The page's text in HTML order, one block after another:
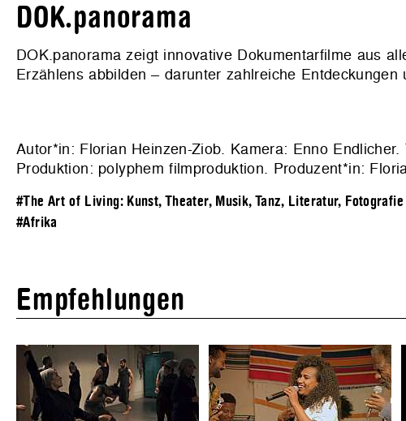
DOK.panorama
DOK.panorama zeigt innovative Dokumentarfilme aus
Erzählens abbilden – darunter zahlreiche Entdeckungen
Autor*in: Florian Heinzen-Ziob. Kamera: Enno
Produktion: polyphem filmproduktion. Produzent*in:
#The Art of Living: Kunst, Theater, Musik, Tanz, Literatur, Fotografie
#Afrika
Empfehlungen